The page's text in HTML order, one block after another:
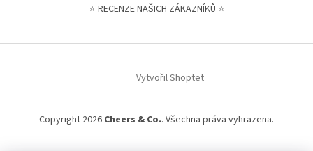
⭐ RECENZE NAŠICH ZÁKAZNÍKŮ ⭐
Vytvořil Shoptet
Copyright 2026 Cheers & Co.. Všechna práva vyhrazena.